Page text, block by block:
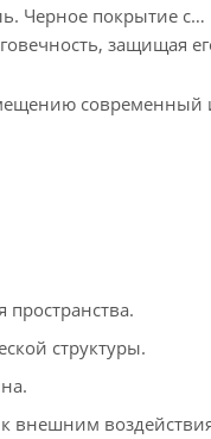
Черное покрытие с
защищая
современный
структуры.
внешним